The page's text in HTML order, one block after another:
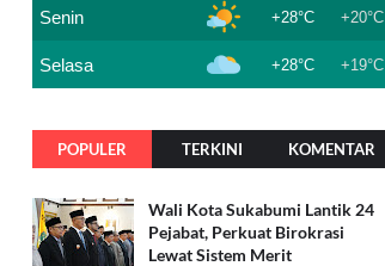
Senin +28°C +20°C
Selasa +28°C +19°C
POPULER TERKINI KOMENTAR
Wali Kota Sukabumi Lantik 24
Pejabat, Perkuat Birokrasi
Lewat Sistem Merit